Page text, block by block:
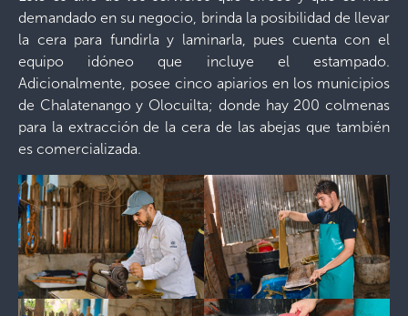
demandado en su negocio, brinda la posibilidad de llevar
la cera para fundirla y laminarla, pues cuenta con el
equipo idóneo que incluye el estampado.
Adicionalmente, posee cinco apiarios en los municipios
de Chalatenango y Olocuilta; donde hay 200 colmenas
para la extracción de la cera de las abejas que también
es comercializada.